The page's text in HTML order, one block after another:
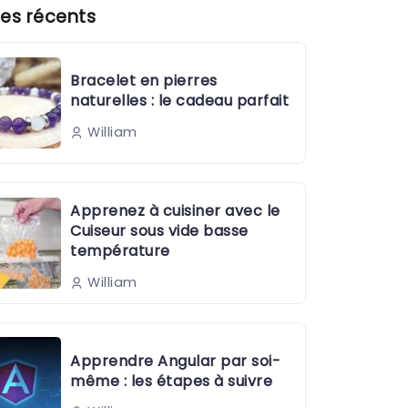
récents
Bracelet en pierres
naturelles : le cadeau parfait
William
Apprenez à cuisiner avec le
Cuiseur sous vide basse
température
William
Apprendre Angular par soi-
même : les étapes à suivre